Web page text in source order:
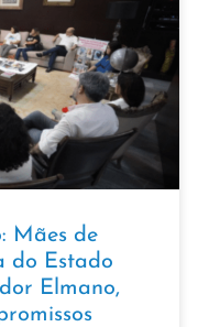
Mães de
do Estado
Elmano,